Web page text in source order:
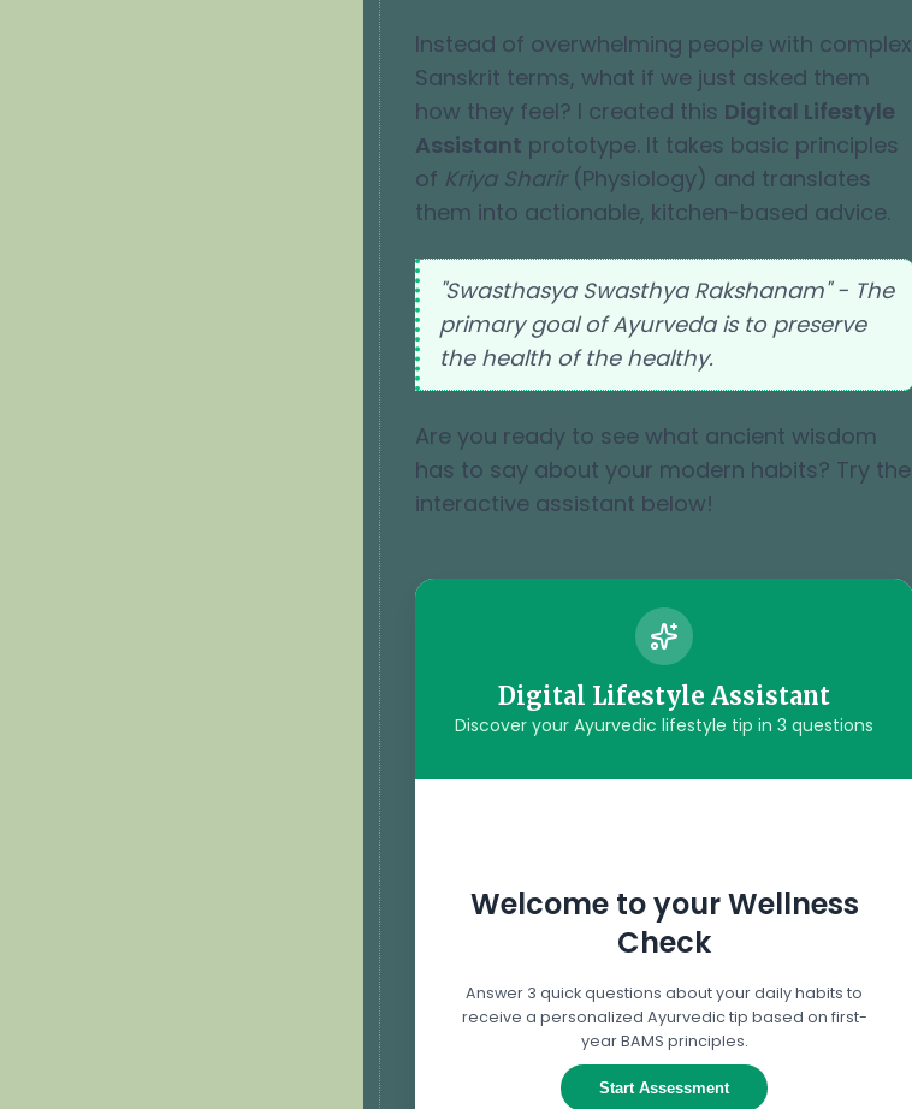
Instead of overwhelming people with complex
Sanskrit terms, what if we just asked them
how they feel? I created this Digital Lifestyle
Assistant prototype. It takes basic principles
of Kriya Sharir(Physiology) and translates
them into actionable, kitchen-based advice.
"Swasthasya Swasthya Rakshanam" - The
primary goal of Ayurveda is to preserve
the health of the healthy.
Are you ready to see what ancient wisdom
has to say about your modern habits? Try the
interactive assistant below!
Digital Lifestyle Assistant
Discover your Ayurvedic lifestyle tip in 3 questions
Welcome to your Wellness
Check
Answer 3 quick questions about your daily habits to
receive a personalized Ayurvedic tip based on first-
year BAMS principles.
Start Assessment